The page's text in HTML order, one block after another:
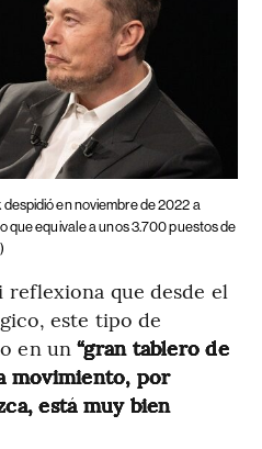
despidió en noviembre de 2022 a
que equivale a unos 3.700 puestos de
que desde el
este tipo de
en un“gran tablero de
movimiento, por
está muy bien